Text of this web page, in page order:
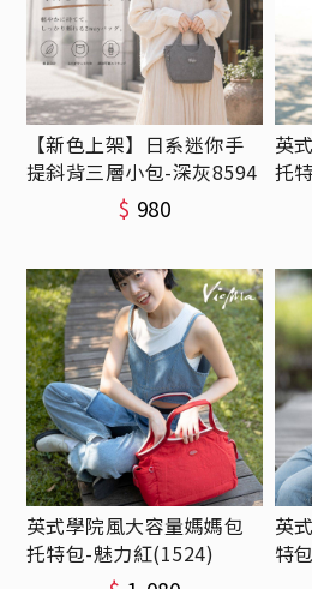
【新色上架】日系迷你手
提斜背三層小包-深灰8594
$ 980
英
托
英式學院風大容量媽媽包
托特包-魅力紅(1524)
英
特